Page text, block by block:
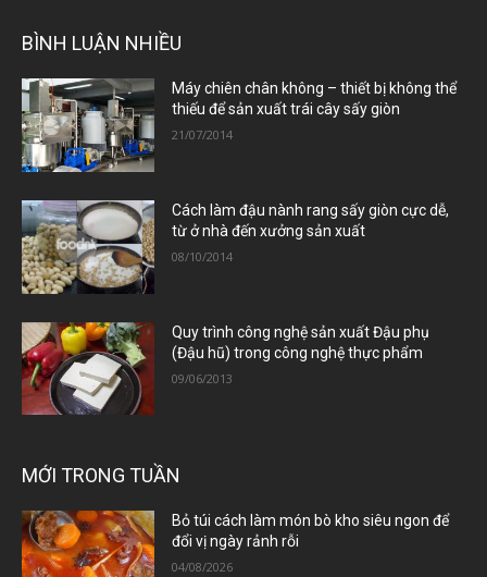
BÌNH LUẬN NHIỀU
Máy chiên chân không – thiết bị không thể
thiếu để sản xuất trái cây sấy giòn
21/07/2014
Cách làm đậu nành rang sấy giòn cực dễ,
từ ở nhà đến xưởng sản xuất
08/10/2014
Quy trình công nghệ sản xuất Đậu phụ
(Đậu hũ) trong công nghệ thực phẩm
09/06/2013
MỚI TRONG TUẦN
Bỏ túi cách làm món bò kho siêu ngon để
đổi vị ngày rảnh rỗi
04/08/2026